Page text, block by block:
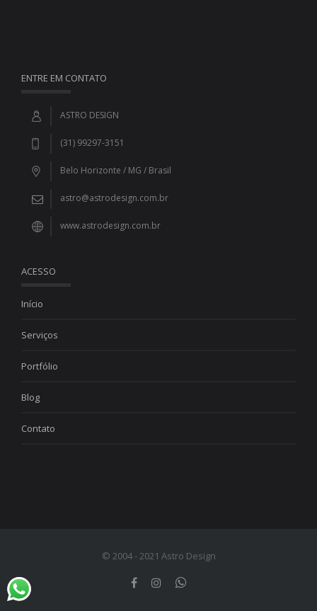
ENTRE EM CONTATO
ASTRO DESIGN
(31) 99297-3151
Belo Horizonte / MG / Brasil
astro@astrodesign.com.br
www.astrodesign.com.br
ACESSO
Início
Serviços
Portfólio
Blog
Contato
© 2004 - 2021 Astro Design